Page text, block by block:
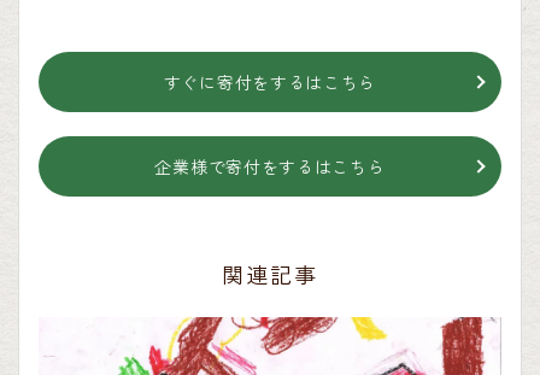
すぐに寄付をするはこちら
企業様で寄付をするはこちら
関連記事